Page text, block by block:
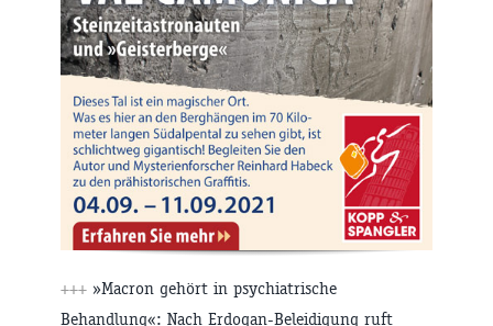
+++ »Macron gehört in psychiatrische
Behandlung«: Nach Erdogan-Beleidigung ruft